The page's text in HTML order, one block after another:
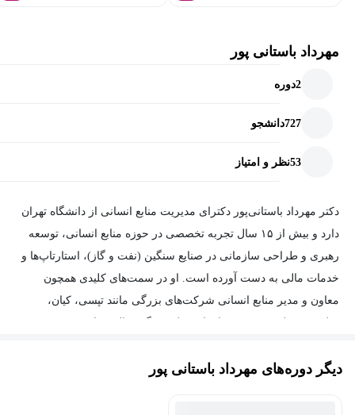
مهرداد باستانی پور
2دوره
727دانشجو
53نظر و امتیاز
دکتر مهرداد باستانی‌پور دکترای مدیریت منابع انسانی از دانشگاه تهران
دارد و بیش از ۱۵ سال تجربه تخصصی در حوزه منابع انسانی، توسعه
رهبری و طراحی سازمانی در صنایع سنگین (نفت و گاز)، استارتاپ‌ها و
خدمات مالی به دست آورده است. او در سمت‌های کلیدی همچون
معاون و مدیر منابع انسانی شرکت‌های بزرگی مانند تپسی، کیان،
دیگر دوره‌های مهرداد باستانی پور